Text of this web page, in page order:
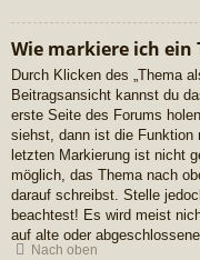
Wie markiere ich ein
Durch Klicken des „Thema
Beitragsansicht kannst du
erste Seite des Forums
siehst, dann ist die Funktion
letzten Markierung ist nicht
möglich, das Thema nach
darauf schreibst. Stelle
beachtest! Es wird meist
auf alte oder
Nach oben